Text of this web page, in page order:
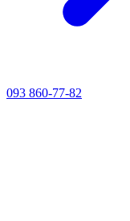
093 860-77-82